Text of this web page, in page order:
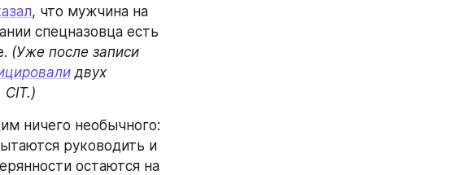
, что мужчина на
спецназовца есть
(Уже после записи
двух
ничего необычного:
руководить и
остаются на